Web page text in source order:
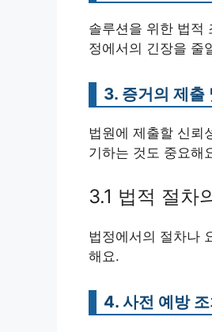
솔루션을 위한 법적
정에서의 긴장을 줄
3. 증거의 제출
법원에 제출할 신뢰
기하는 것도 중요해
3.1 법적 절차
법정에서의 절차나
해요.
4. 사전 예방 조